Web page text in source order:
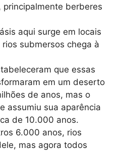
principalmente berberes
aqui surge em locais
submersos chega à
que essas
em um deserto
de anos, mas o
assumiu sua aparência
de 10.000 anos.
6.000 anos, rios
mas agora todos